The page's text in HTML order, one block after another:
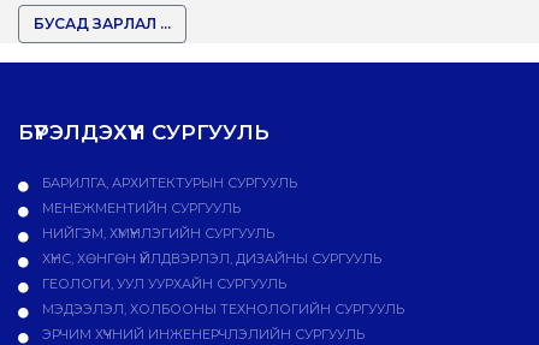
БУСАД ЗАРЛАЛ ...
БҮРЭЛДЭХҮҮН СУРГУУЛЬ
БАРИЛГА, АРХИТЕКТУРЫН СУРГУУЛЬ
МЕНЕЖМЕНТИЙН СУРГУУЛЬ
НИЙГЭМ, ХҮМҮҮНЛЭГИЙН СУРГУУЛЬ
ХҮНС, ХӨНГӨН ҮЙЛДВЭРЛЭЛ, ДИЗАЙНЫ СУРГУУЛЬ
ГЕОЛОГИ, УУЛ УУРХАЙН СУРГУУЛЬ
МЭДЭЭЛЭЛ, ХОЛБООНЫ ТЕХНОЛОГИЙН СУРГУУЛЬ
ЭРЧИМ ХҮЧНИЙ ИНЖЕНЕРЧЛЭЛИЙН СУРГУУЛЬ